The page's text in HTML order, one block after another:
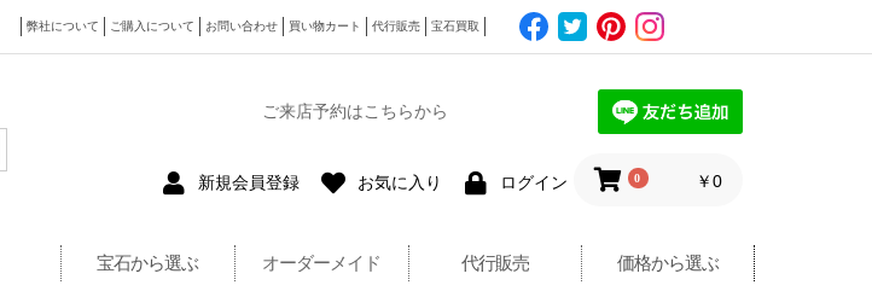
弊社について ご購入について お問い合わせ 買い物カート 代行販売 宝石買取
ご来店予約はこちらから
新規会員登録 お気に入り ログイン 0 ￥0
宝石から選ぶ オーダーメイド 代行販売 価格から選ぶ